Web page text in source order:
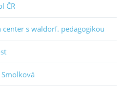
ČR
s waldorf. pedagogikou